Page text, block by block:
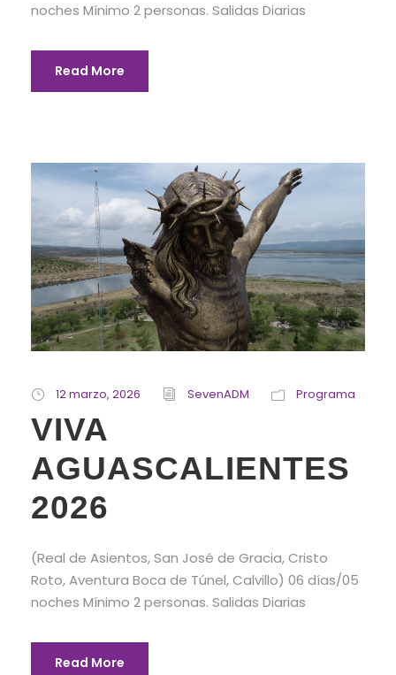
noches Mínimo 2 personas. Salidas Diarias
Read More
12 marzo, 2026 SevenADM Programa
VIVA
AGUASCALIENTES
2026
(Real de Asientos, San José de Gracia, Cristo
Roto, Aventura Boca de Túnel, Calvillo) 06 días/05
noches Mínimo 2 personas. Salidas Diarias
Read More